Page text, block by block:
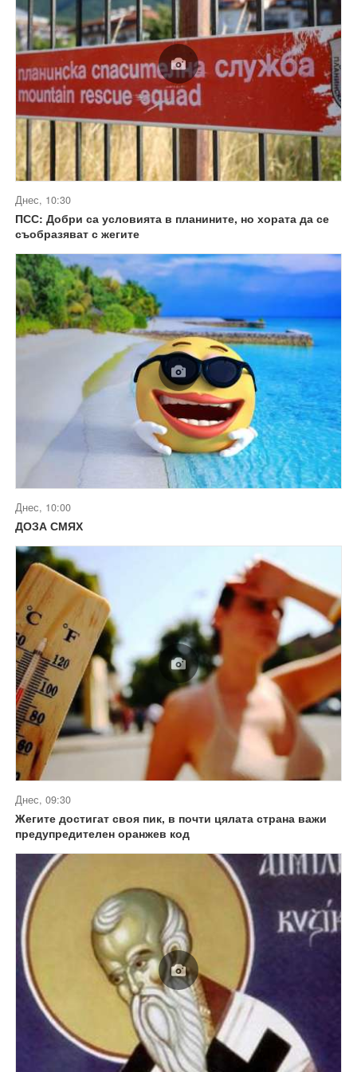
Днес, 10:30
ПСС: Добри са условията в планините, но хората да се
съобразяват с жегите
Днес, 10:00
ДОЗА СМЯХ
Днес, 09:30
Жегите достигат своя пик, в почти цялата страна важи
предупредителен оранжев код